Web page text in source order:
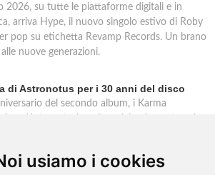
usiamo i cookies
2026, su tutte le piattaforme digitali e in
arriva Hype, il nuovo singolo estivo di Roby
pop su etichetta Revamp Records. Un brano
nuove generazioni.
di Astronotus per i 30 anni del disco
del secondo album, i Karma
'Astronotus', uscito originariamente nel
Music è disponibile in CD e per la prima
gold 180 grammi con bonus track.